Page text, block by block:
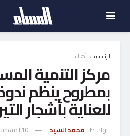
الرئيسية أهالينا
مركز التنمية
بمطروح ينظم
للعناية بأشجار
بواسطة محمد السيد 10 أغسطس، 2025